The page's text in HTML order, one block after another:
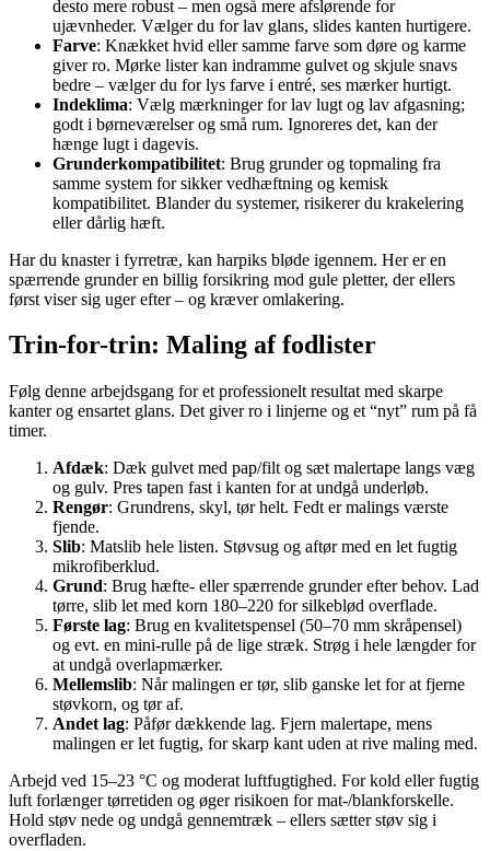
desto mere robust – men også mere afslørende for
ujævnheder. Vælger du for lav glans, slides kanten hurtigere.
Farve: Knækket hvid eller samme farve som døre og karme
giver ro. Mørke lister kan indramme gulvet og skjule snavs
bedre – vælger du for lys farve i entré, ses mærker hurtigt.
Indeklima: Vælg mærkninger for lav lugt og lav afgasning;
godt i børneværelser og små rum. Ignoreres det, kan der
hænge lugt i dagevis.
Grunderkompatibilitet: Brug grunder og topmaling fra
samme system for sikker vedhæftning og kemisk
kompatibilitet. Blander du systemer, risikerer du krakelering
eller dårlig hæft.
Har du knaster i fyrretræ, kan harpiks bløde igennem. Her er en
spærrende grunder en billig forsikring mod gule pletter, der ellers
først viser sig uger efter – og kræver omlakering.
Trin-for-trin: Maling af fodlister
Følg denne arbejdsgang for et professionelt resultat med skarpe
kanter og ensartet glans. Det giver ro i linjerne og et “nyt” rum på få
timer.
Afdæk: Dæk gulvet med pap/filt og sæt malertape langs væg
og gulv. Pres tapen fast i kanten for at undgå underløb.
Rengør: Grundrens, skyl, tør helt. Fedt er malings værste
fjende.
Slib: Matslib hele listen. Støvsug og aftør med en let fugtig
mikrofiberklud.
Grund: Brug hæfte- eller spærrende grunder efter behov. Lad
tørre, slib let med korn 180–220 for silkeblød overflade.
Første lag: Brug en kvalitetspensel (50–70 mm skråpensel)
og evt. en mini-rulle på de lige stræk. Strøg i hele længder for
at undgå overlapmærker.
Mellemslib: Når malingen er tør, slib ganske let for at fjerne
støvkorn, og tør af.
Andet lag: Påfør dækkende lag. Fjern malertape, mens
malingen er let fugtig, for skarp kant uden at rive maling med.
Arbejd ved 15–23 °C og moderat luftfugtighed. For kold eller fugtig
luft forlænger tørretiden og øger risikoen for mat-/blankforskelle.
Hold støv nede og undgå gennemtræk – ellers sætter støv sig i
overfladen.